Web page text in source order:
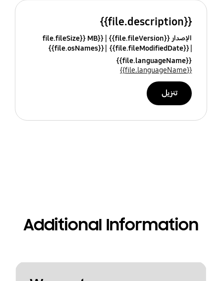
{{file.description}}
الإصدار {{file.fileVersion}}
{{file.fileSize}} MB
{{file.fileModifiedDate}}
{{file.osNames}}
{{file.languageName}}
{{file.languageName}}
تنزيل
Additional Information